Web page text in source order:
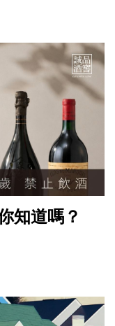
知道嗎？